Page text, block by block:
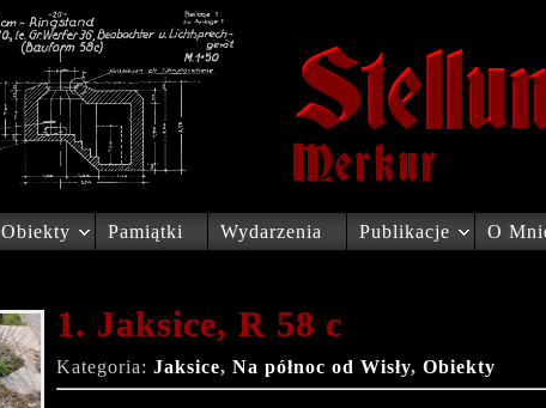
Obiekty Pamiątki Wydarzenia Publikacje O
1. Jaksice, R 58 c
Kategoria: Jaksice, Na północ od Wisły, Obiekty